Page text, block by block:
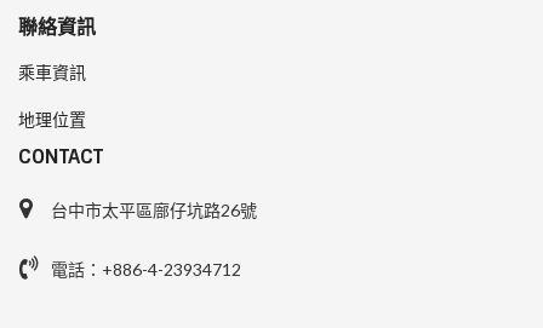
聯絡資訊
乘車資訊
地理位置
CONTACT
台中市太平區廍仔坑路26號
電話：+886-4-23934712